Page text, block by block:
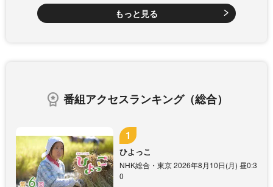
もっと見る
番組アクセスランキング（総合）
ひよっこ
NHK総合・東京 2026年8月10日(月) 昼0:3
0